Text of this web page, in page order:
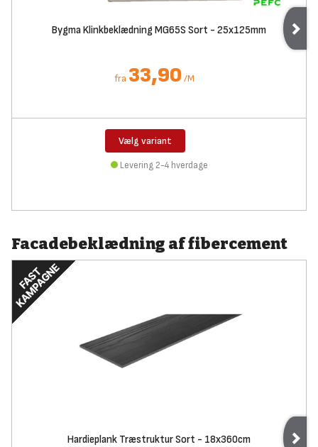
Bygma Klinkbeklædning MG65S Sort - 25x125mm
fra 33,90 /M
Vælg variant
Levering 2-4 hverdage
Facadebeklædning af fibercement
Hardieplank Træstruktur Sort - 18x360cm